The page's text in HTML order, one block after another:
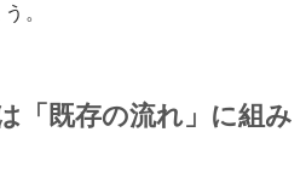
。
「既存の流れ」に組み